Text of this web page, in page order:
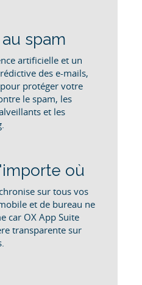
spam
artificielle et un
des e-mails,
protéger votre
le spam, les
et les
où
sur tous vos
et de bureau ne
car OX App Suite
transparente sur